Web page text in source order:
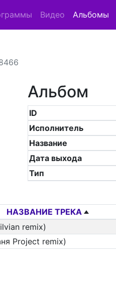
Видео Альбомы
Альбом
ID
Исполнитель
Название
Дата выхода
Тип
НАЗВАНИЕ ТРЕКА
remix)
Project remix)